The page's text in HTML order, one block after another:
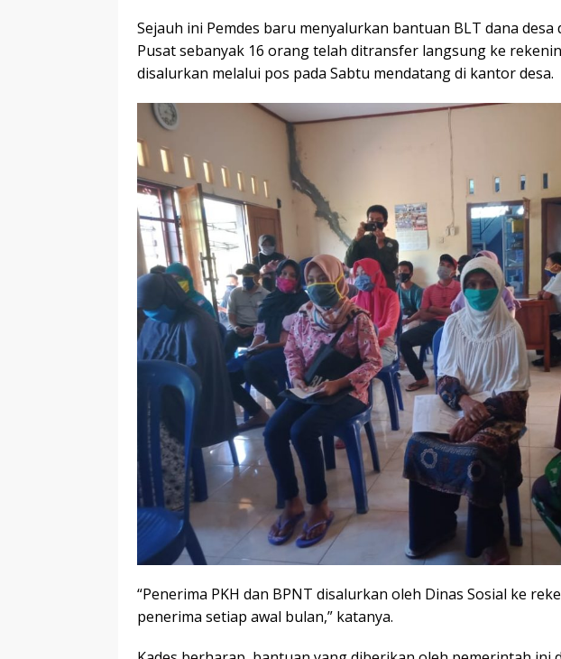
Sejauh ini Pemdes baru menyalurkan bantuan BLT dana desa
Pusat sebanyak 16 orang telah ditransfer langsung ke
disalurkan melalui pos pada Sabtu mendatang di kantor desa.
“Penerima PKH dan BPNT disalurkan oleh Dinas Sosial ke
penerima setiap awal bulan,” katanya.